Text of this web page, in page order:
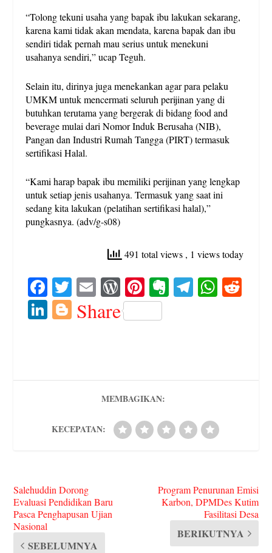
“Tolong tekuni usaha yang bapak ibu lakukan sekarang,
karena kami tidak akan mendata, karena bapak dan ibu
sendiri tidak pernah mau serius untuk menekuni
usahanya sendiri,” ucap Teguh.
Selain itu, dirinya juga menekankan agar para pelaku
UMKM untuk mencermati seluruh perijinan yang di
butuhkan terutama yang bergerak di bidang food and
beverage mulai dari Nomor Induk Berusaha (NIB),
Pangan dan Industri Rumah Tangga (PIRT) termasuk
sertifikasi Halal.
“Kami harap bapak ibu memiliki perijinan yang lengkap
untuk setiap jenis usahanya. Termasuk yang saat ini
sedang kita lakukan (pelatihan sertifikasi halal),”
pungkasnya. (adv/g-s08)
491 total views , 1 views today
Fa
ce
bo
T
wi
tte
E
m
ail
W
or
d
s
Pi
nt
er
E Te W
Li Bl
Share
MEMBAGIKAN:
KECEPATAN:
Salehuddin Dorong
Evaluasi Pendidikan Baru
Pasca Penghapusan Ujian
Nasional
SEBELUMNYA
Program Penurunan Emisi
Karbon, DPMDes Kutim
Fasilitasi Desa
BERIKUTNYA